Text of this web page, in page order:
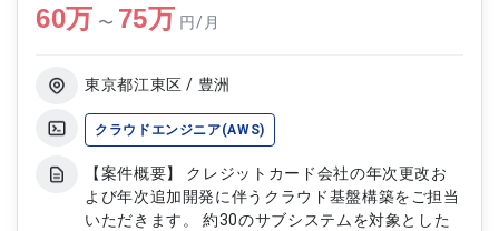
築、運用、管理をご担当いただきます ・Azureや
OCIを含む環境の技術支援を実施いただきます ・
工程を含めたプロジェクト推進をご担当いただきま
60万 〜 75万 円/月
東京都江東区 / 豊洲
クラウドエンジニア(AWS)
【案件概要】 クレジットカード会社の年次更改お
よび年次追加開発に伴うクラウド基盤構築をご担当
いただきます。 約30のサブシステムを対象とした